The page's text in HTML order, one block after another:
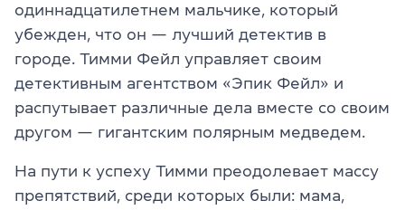
одиннадцатилетнем мальчике, который
убежден, что он — лучший детектив в
городе . Тимми Фейл управляет своим
детективным агентством «Эпик Фейл» и
распутывает различные дела вместе со своим
другом — гигантским полярным медведем.
На пути к успеху Тимми преодолевает массу
препятствий, среди которых были: мама,